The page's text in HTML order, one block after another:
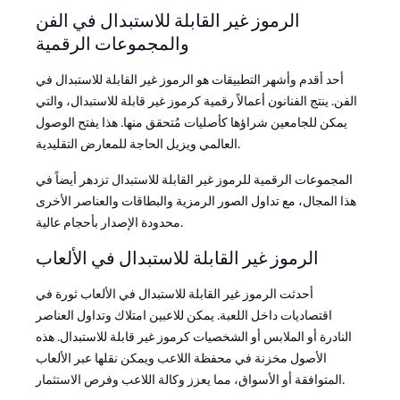
الرموز غير القابلة للاستبدال في الفن
والمجموعات الرقمية
أحد أقدم وأشهر التطبيقات هو الرموز غير القابلة للاستبدال في
الفن. ينتج الفنانون أعمالاً رقمية كرموز غير قابلة للاستبدال، والتي
يمكن للجامعين شراؤها كأصليات مُتحقق منها. هذا يفتح الوصول
العالمي ويزيل الحاجة للمعارض التقليدية.
المجموعات الرقمية للرموز غير القابلة للاستبدال تزدهر أيضاً في
هذا المجال، مع تداول الصور الرمزية والبطاقات والعناصر الأخرى
محدودة الإصدار بأحجام عالية.
الرموز غير القابلة للاستبدال في الألعاب
أحدثت الرموز غير القابلة للاستبدال في الألعاب ثورة في
اقتصاديات داخل اللعبة. يمكن للاعبين امتلاك وتداول العناصر
النادرة أو الملابس أو الشخصيات كرموز غير قابلة للاستبدال. هذه
الأصول مخزنة في محفظة اللاعب ويمكن نقلها عبر الألعاب
المتوافقة أو الأسواق، مما يعزز وكالة اللاعب وفرص الاستثمار.